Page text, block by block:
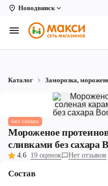
Новодвинск
Вологда
Архангельск
Кирово-Чепецк
Коряжма
Котлас
Новодвинск
Каталог Заморозка,
Без сахара
Мороженое
сливками без
4.6 19 оценок Нет отзывов
Состав